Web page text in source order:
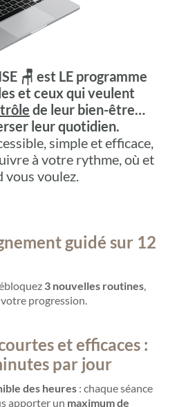
🪑 est LE programme
et ceux qui veulent
de leur bien-être…
leur quotidien.
simple et efficace,
à votre rythme, où et
vous voulez.
guidé sur 12
3 nouvelles routines,
progression.
et efficaces :
par jour
des heures : chaque séance
apporter un maximum de